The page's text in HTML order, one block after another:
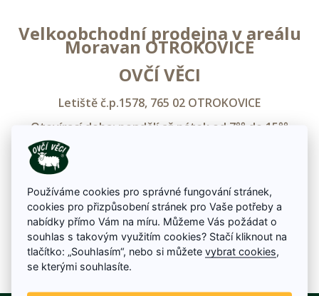
Velkoobchodní prodejna v areálu
Moravan OTROKOVICE
OVČÍ VĚCI
Letiště č.p.1578, 765 02 OTROKOVICE
Otevírací doba: pondělí až pátek od 7°° do 15°°
Objednávky-reklamace tel.: +420 732 222 377,
Velkoobchod tel.: +420 603 164 910
E-mail:info@ovci-veci.cz
mapa
Používáme cookies pro správné fungování stránek,
cookies pro přizpůsobení stránek pro Vaše potřeby a
nabídky přímo Vám na míru. Můžeme Vás požádat o
souhlas s takovým využitím cookies? Stačí kliknout na
tlačítko: „Souhlasím“, nebo si můžetevybrat cookies
se kterými souhlasíte.